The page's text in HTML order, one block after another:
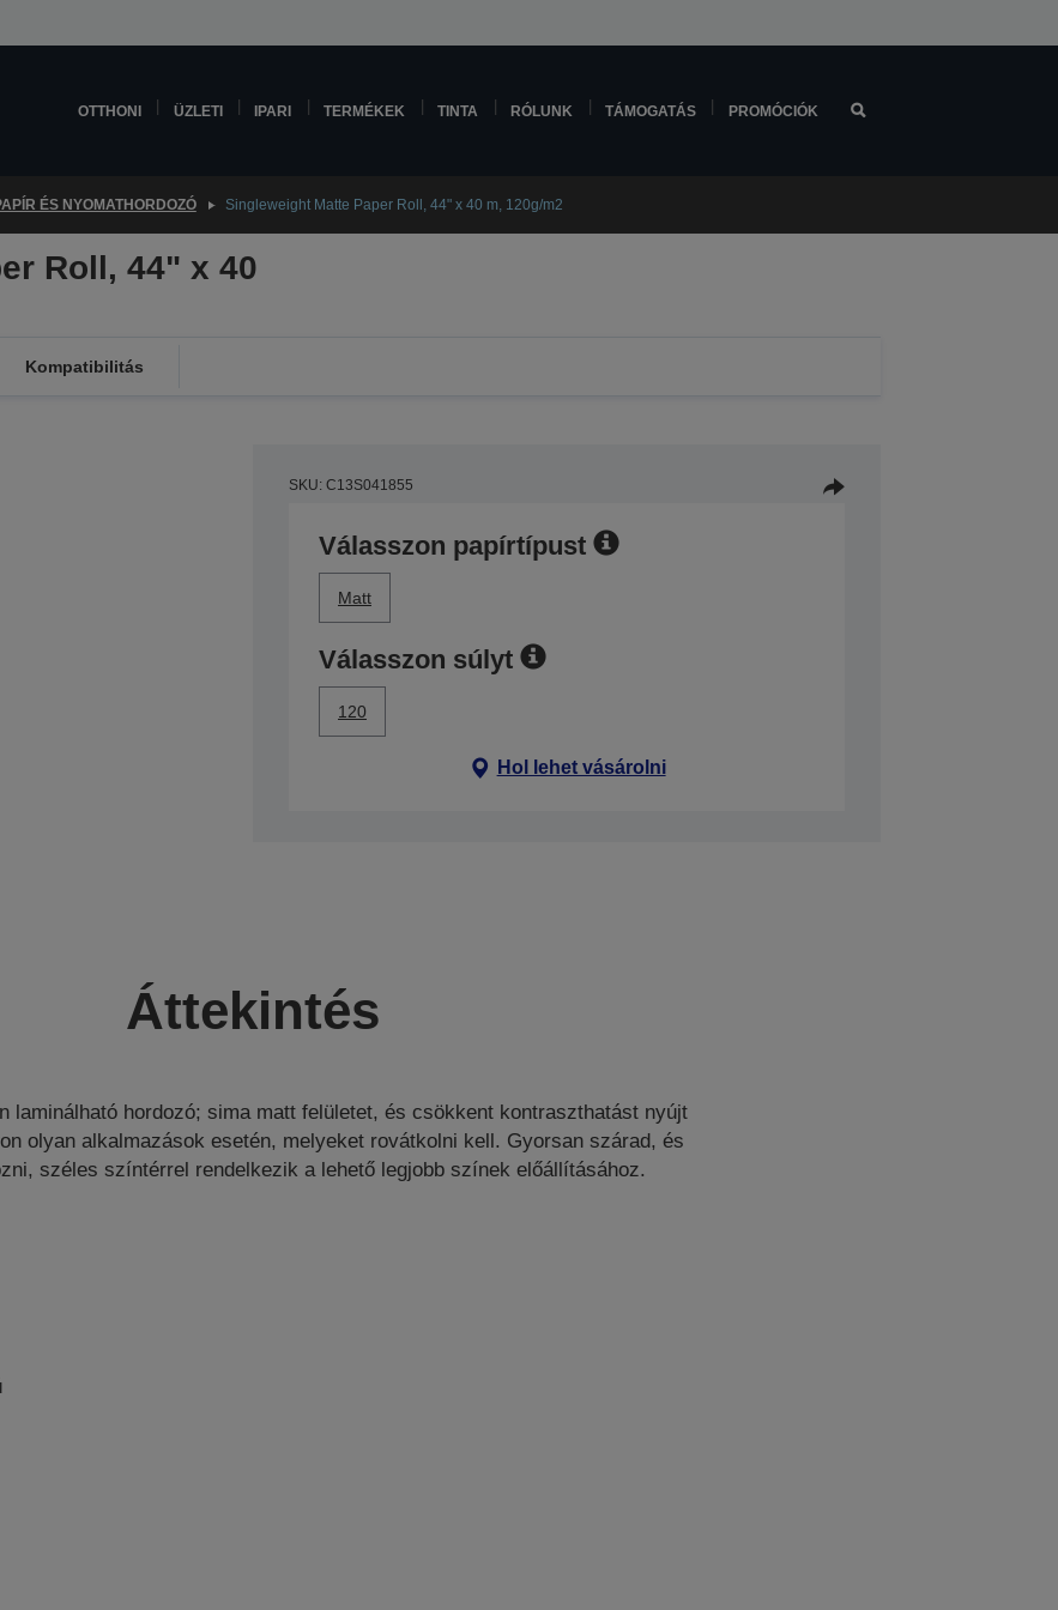
OTTHONI ÜZLETI IPARI TERMÉKEK TINTA RÓLUNK TÁMOGATÁS PROMÓCIÓK
ÉS NYOMATHORDOZÓ Singleweight Matte Paper Roll, 44" x 40 m, 120g/m2
Roll, 44" x 40
Kompatibilitás
SKU: C13S041855
Válasszon papírtípust
Matt
Válasszon súlyt
120
Hol lehet vásárolni
Áttekintés
laminálható hordozó; sima matt felületet, és csökkent kontraszthatást nyújt
olyan alkalmazások esetén, melyeket rovátkolni kell. Gyorsan szárad, és
széles színtérrel rendelkezik a lehető legjobb színek előállításához.